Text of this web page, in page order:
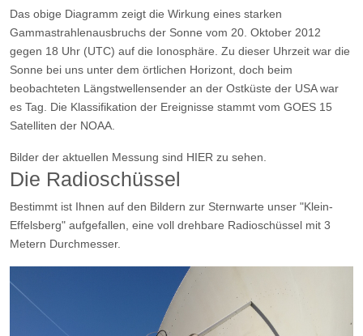
Das obige Diagramm zeigt die Wirkung eines starken
Gammastrahlenausbruchs der Sonne vom 20. Oktober 2012
gegen 18 Uhr (UTC) auf die Ionosphäre. Zu dieser Uhrzeit war die
Sonne bei uns unter dem örtlichen Horizont, doch beim
beobachteten Längstwellensender an der Ostküste der USA war
es Tag. Die Klassifikation der Ereignisse stammt vom GOES 15
Satelliten der NOAA.
Bilder der aktuellen Messung sind HIER zu sehen.
Die Radioschüssel
Bestimmt ist Ihnen auf den Bildern zur Sternwarte unser "Klein-
Effelsberg" aufgefallen, eine voll drehbare Radioschüssel mit 3
Metern Durchmesser.